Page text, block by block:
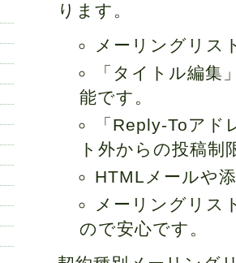
ります。
メーリングリス
「タイトル編集
能です。
「Reply-Toア
ト外からの投稿制
HTMLメールや
メーリングリス
ので安心です。